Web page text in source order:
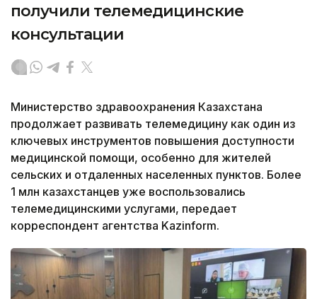
получили телемедицинские
консультации
Министерство здравоохранения Казахстана
продолжает развивать телемедицину как один из
ключевых инструментов повышения доступности
медицинской помощи, особенно для жителей
сельских и отдаленных населенных пунктов. Более
1 млн казахстанцев уже воспользовались
телемедицинскими услугами, передает
корреспондент агентства Kazinform.